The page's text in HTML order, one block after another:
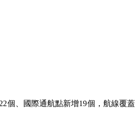
個、國際通航點新增19個，航線覆蓋